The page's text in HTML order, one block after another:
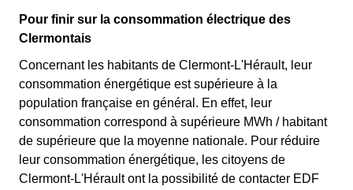
Pour finir sur la consommation électrique des
Clermontais
Concernant les habitants de Clermont-L'Hérault, leur
consommation énergétique est supérieure à la
population française en général. En effet, leur
consommation correspond à supérieure MWh / habitant
de supérieure que la moyenne nationale. Pour réduire
leur consommation énergétique, les citoyens de
Clermont-L'Hérault ont la possibilité de contacter EDF